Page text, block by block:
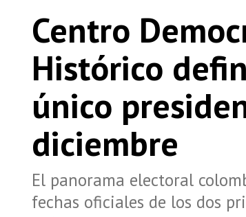
Centro
Histórico
único
diciembre
El panorama electoral
fechas oficiales de los dos